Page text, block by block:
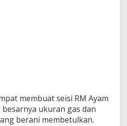
membuat seisi RM Ayam
ukuran gas dan
berani membetulkan.